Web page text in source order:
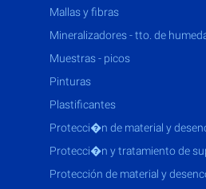
mallas y fibras
mineralizadores - tto. de
muestras - picos
pinturas
plastificantes
protecci�n de material y
protecci�n y tratamiento de
protección de material y